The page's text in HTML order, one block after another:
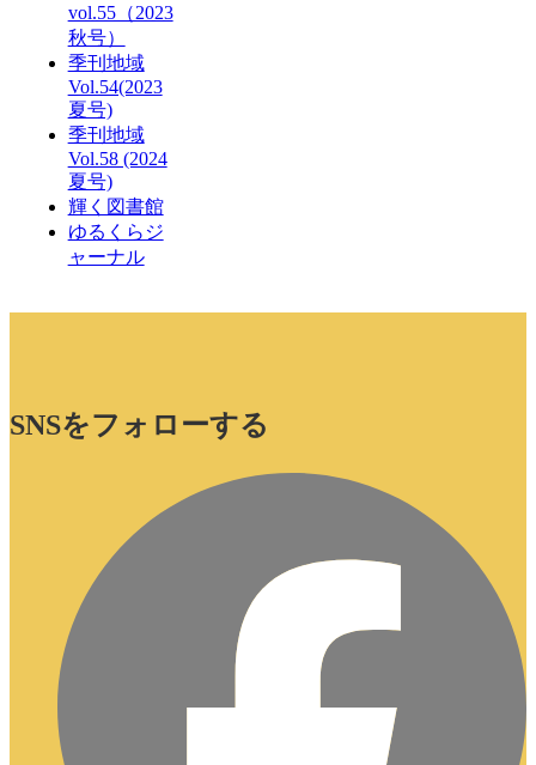
vol.55（2023
秋号）
季刊地域
Vol.54(2023
夏号)
季刊地域
Vol.58 (2024
夏号)
輝く図書館
ゆるくらジ
ャーナル
SNSをフォローする